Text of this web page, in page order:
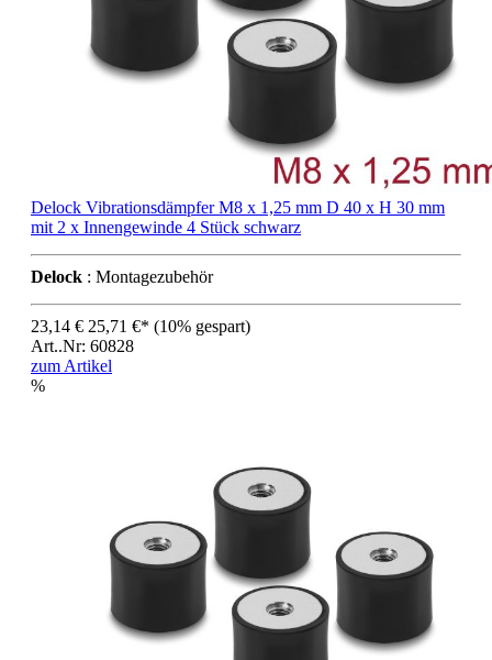
Delock Vibrationsdämpfer M8 x 1,25 mm D 40 x H 30 mm
mit 2 x Innengewinde 4 Stück schwarz
Delock : Montagezubehör
23,14 € 25,71 €* (10% gespart)
Art..Nr: 60828
zum Artikel
%